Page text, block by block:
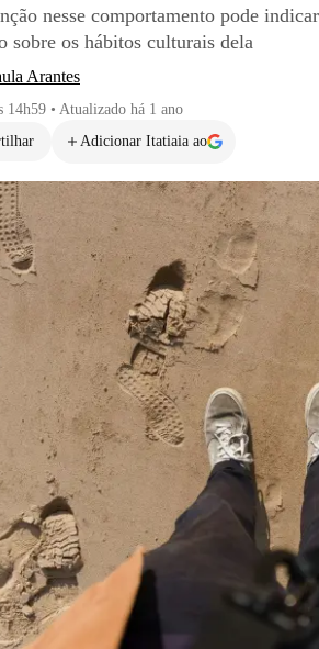
nesse comportamento pode
sobre os hábitos culturais dela
Arantes
14h59 • Atualizado há 1 ano
Adicionar Itatiaia ao